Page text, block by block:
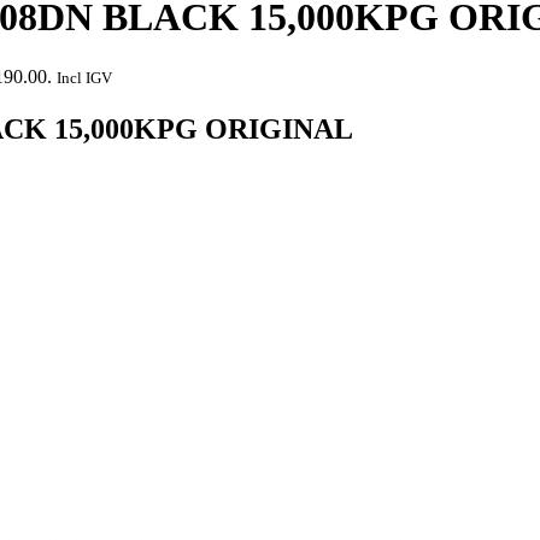
BLACK 15,000KPG
Incl IGV
15,000KPG ORIGINAL